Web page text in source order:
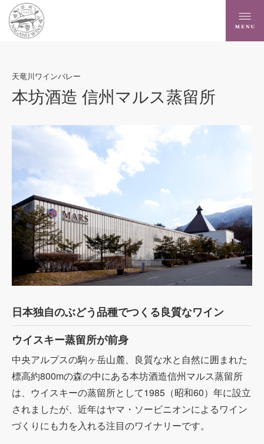
天竜川ワインバレー
本坊酒造 信州マルス蒸留所
日本独自のぶどう品種でつくる良質なワイン
ウイスキー蒸留所が前身
中央アルプスの駒ヶ岳山麓、良質な水と自然に囲まれた
標高約800mの森の中にある本坊酒造信州マルス蒸留所
は、ウイスキーの蒸留所として1985（昭和60）年に設立
されましたが、近年はヤマ・ソービニオンによるワイン
づくりにも力を入れる注目のワイナリーです。